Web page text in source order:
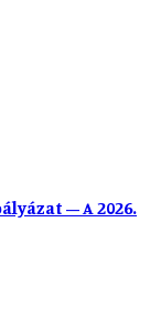
– A 2026.